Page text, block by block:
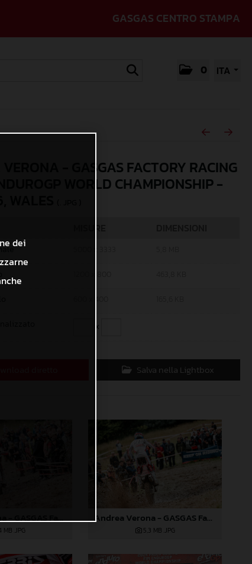
GASGAS CENTRO STAMPA
0 ITA
VERONA - GASGAS FACTORY RACING
WORLD CHAMPIONSHIP -
x
Salva nella Lightbox
Andrea Verona - GASGAS Factory Racing - 2024 EnduroGP World Championship - Round 6, Wales
MB .JPG
Andrea Verona - GASGAS Factory Racing - 2024 EnduroGP World Championship - Round 6, Wales
5,3 MB .JPG
dei